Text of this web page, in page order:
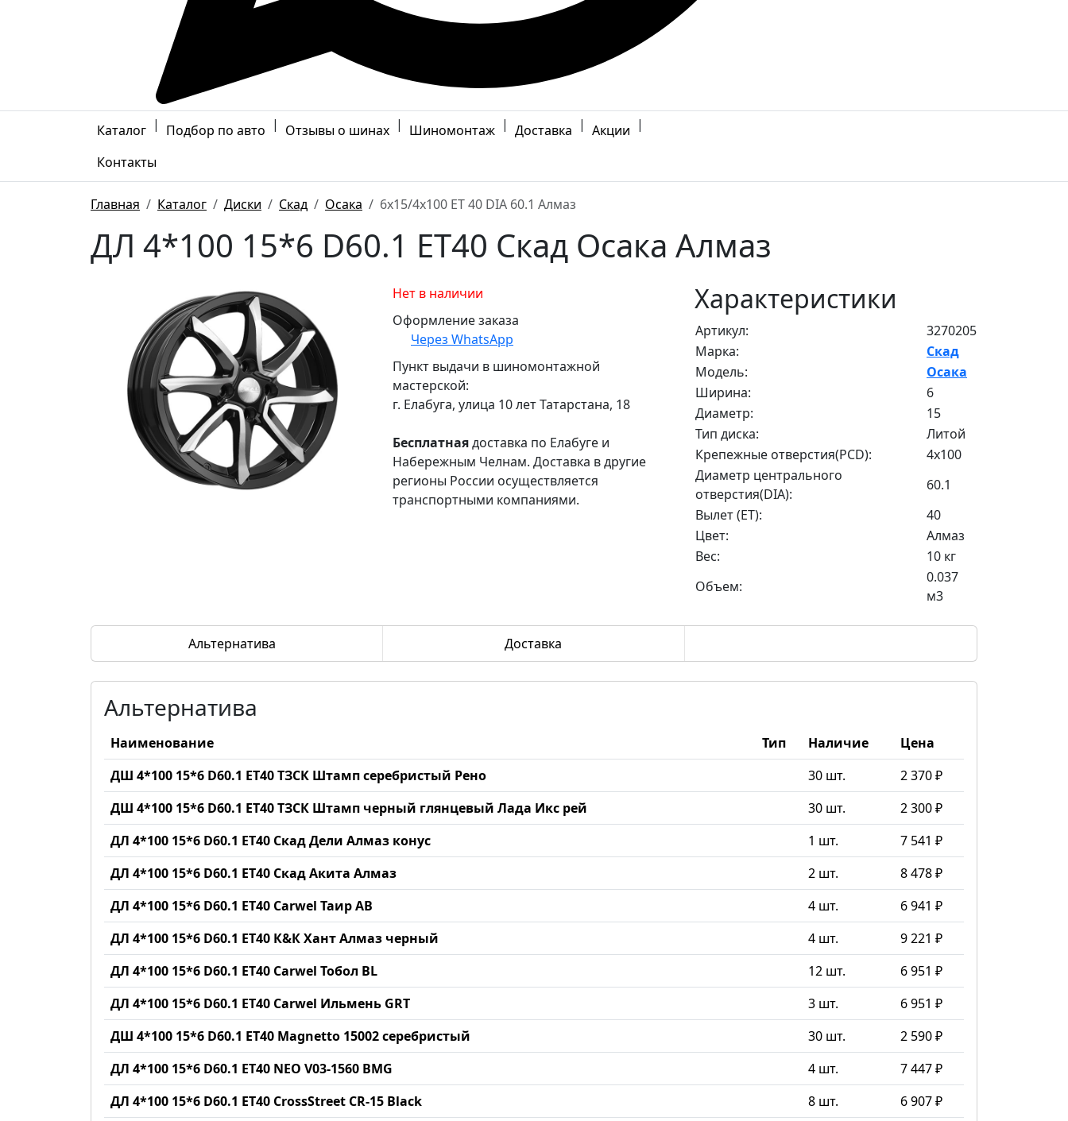
Каталог | Подбор по авто | Отзывы о шинах | Шиномонтаж | Доставка | Акции |
Контакты
Главная Каталог Диски Скад Осака 6x15/4x100 ET 40 DIA 60.1 Алмаз
ДЛ 4*100 15*6 D60.1 ET40 Скад Осака Алмаз
Нет в наличии
Оформление заказа
Через WhatsApp
Пункт выдачи в шиномонтажной
мастерской:
г. Елабуга, улица 10 лет Татарстана, 18
Бесплатнаядоставка по Елабуге и
Набережным Челнам. Доставка в другие
регионы России осуществляется
транспортными компаниями.
Характеристики
Артикул:
3270205
Марка:
Скад
Модель:
Осака
Ширина:
6
Диаметр:
15
Тип диска:
Литой
Крепежные отверстия(PCD):
4x100
Диаметр центрального
отверстия(DIA):
60.1
Вылет (ET):
40
Цвет:
Алмаз
Вес:
10 кг
Объем:
0.037
м3
Альтернатива Доставка
Альтернатива
Наименование Тип Наличие
Цена
ДШ 4*100 15*6 D60.1 ET40 ТЗСК Штамп серебристый Рено
30 шт.
2 370 ₽
ДШ 4*100 15*6 D60.1 ET40 ТЗСК Штамп черный глянцевый Лада Икс рей
30 шт.
2 300 ₽
ДЛ 4*100 15*6 D60.1 ET40 Скад Дели Алмаз конус
1 шт.
7 541 ₽
ДЛ 4*100 15*6 D60.1 ET40 Скад Акита Алмаз
2 шт.
8 478 ₽
ДЛ 4*100 15*6 D60.1 ET40 Carwel Таир AB
4 шт.
6 941 ₽
ДЛ 4*100 15*6 D60.1 ET40 К&К Хант Алмаз черный
4 шт.
9 221 ₽
ДЛ 4*100 15*6 D60.1 ET40 Carwel Тобол BL
12 шт.
6 951 ₽
ДЛ 4*100 15*6 D60.1 ET40 Carwel Ильмень GRT
3 шт.
6 951 ₽
ДШ 4*100 15*6 D60.1 ET40 Magnetto 15002 серебристый
30 шт.
2 590 ₽
ДЛ 4*100 15*6 D60.1 ET40 NEO V03-1560 BMG
4 шт.
7 447 ₽
ДЛ 4*100 15*6 D60.1 ET40 CrossStreet CR-15 Black
8 шт.
6 907 ₽